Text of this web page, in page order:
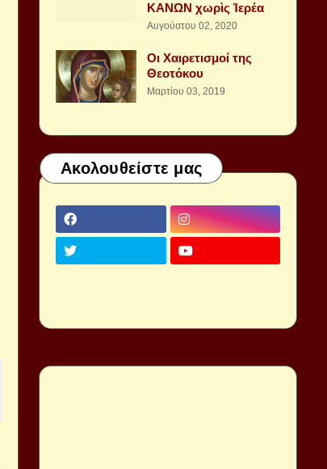
ΚΑΝΩΝ χωρὶς Ἱερέα
Αυγούστου 02, 2020
Οι Χαιρετισμοί της
Θεοτόκου
Μαρτίου 03, 2019
Ακολουθείστε μας